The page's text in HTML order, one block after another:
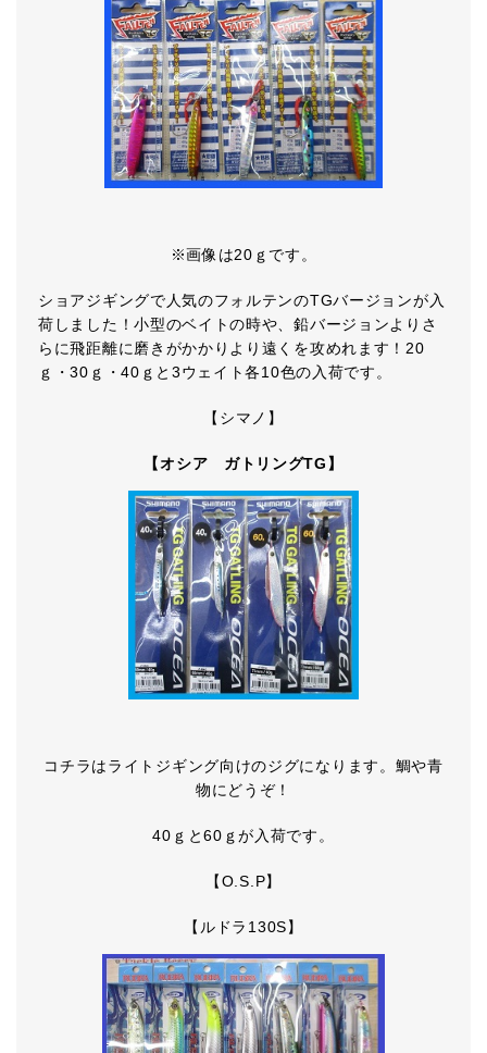
※画像は20ｇです。
ショアジギングで人気のフォルテンのTGバージョンが入
荷しました！小型のベイトの時や、鉛バージョンよりさ
らに飛距離に磨きがかかりより遠くを攻めれます！20
ｇ・30ｇ・40ｇと3ウェイト各10色の入荷です。
【シマノ】
【オシア ガトリングTG】
コチラはライトジギング向けのジグになります。鯛や青
物にどうぞ！
40ｇと60ｇが入荷です。
【O.S.P】
【ルドラ130S】